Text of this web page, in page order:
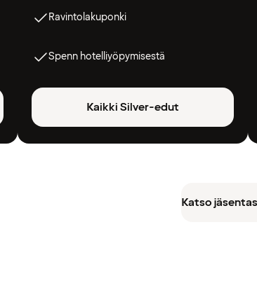
Ravintolakuponki
Spenn hotelliyöpymisestä
Kaikki Silver-edut
Katso